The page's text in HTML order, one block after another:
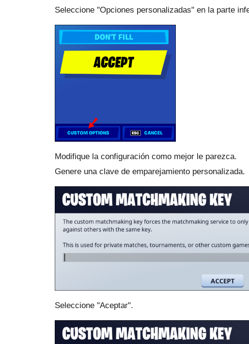
Seleccione "Opciones personalizadas" en la parte
Modifique la configuración como mejor le parezca.
Genere una clave de emparejamiento personalizada.
Seleccione "Aceptar".